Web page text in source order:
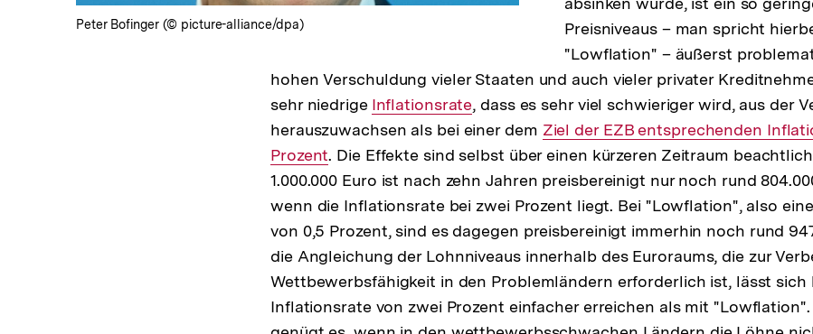
Peter Bofinger (© picture-alliance/dpa)
Preisniveaus – man spricht
"Lowflation" – äußerst
hohen Verschuldung vieler Staaten und auch vieler privater
sehr niedrige Interner
Link:
Inflationsrate, dass es sehr viel schwieriger wird, aus der
herauszuwachsen als bei einer dem Interner
Link:
Ziel der EZB entsprechenden
Prozent. Die Effekte sind selbst über einen kürzeren Zeitraum
1.000.000 Euro ist nach zehn Jahren preisbereinigt nur noch rund
wenn die Inflationsrate bei zwei Prozent liegt. Bei "Lowflation", also
von 0,5 Prozent, sind es dagegen preisbereinigt immerhin noch rund
die Angleichung der Lohnniveaus innerhalb des Euroraums, die zur
Wettbewerbsfähigkeit in den Problemländern erforderlich ist, lässt sich
Inflationsrate von zwei Prozent einfacher erreichen als mit "Lowflation".